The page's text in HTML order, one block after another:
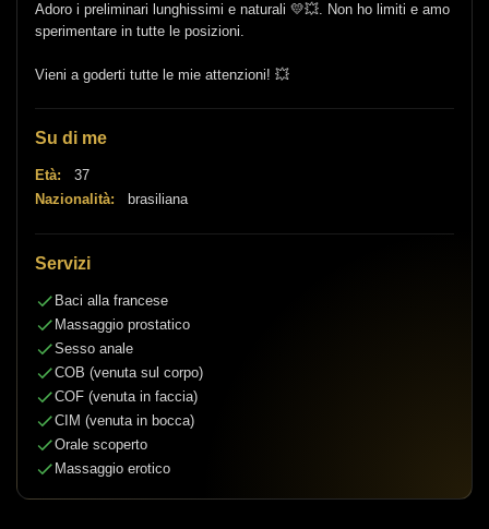
Adoro i preliminari lunghissimi e naturali 💛💥. Non ho limiti e amo
sperimentare in tutte le posizioni.
Vieni a goderti tutte le mie attenzioni! 💥
Su di me
Età:
37
Nazionalità:
brasiliana
Servizi
Baci alla francese
Massaggio prostatico
Sesso anale
COB (venuta sul corpo)
COF (venuta in faccia)
CIM (venuta in bocca)
Orale scoperto
Massaggio erotico